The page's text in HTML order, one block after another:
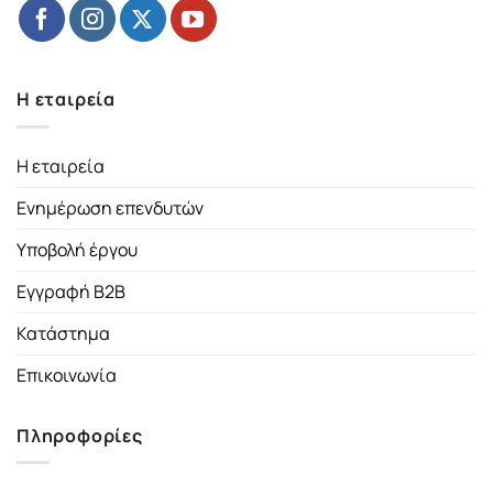
Η εταιρεία
Η εταιρεία
Ενημέρωση επενδυτών
Υποβολή έργου
Εγγραφή B2B
Κατάστημα
Επικοινωνία
Πληροφορίες